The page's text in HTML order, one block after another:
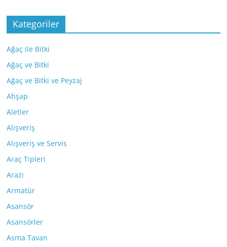
Kategoriler
Ağaç ile Bitki
Ağaç ve Bitki
Ağaç ve Bitki ve Peyzaj
Ahşap
Aletler
Alışveriş
Alışveriş ve Servis
Araç Tipleri
Arazi
Armatür
Asansör
Asansörler
Asma Tavan